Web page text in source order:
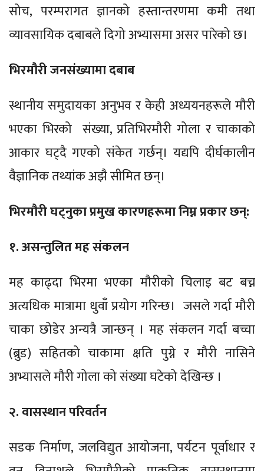
सोच, परम्परागत ज्ञानको हस्तान्तरणमा कमी तथा
व्यावसायिक दबाबले दिगो अभ्यासमा असर पारेको छ।
भिरमौरी जनसंख्यामा दबाब
स्थानीय समुदायका अनुभव र केही अध्ययनहरूले मौरी
भएका भिरको संख्या, प्रतिभिरमौरी गोला र चाकाको
आकार घट्दै गएको संकेत गर्छन्। यद्यपि दीर्घकालीन
वैज्ञानिक तथ्यांक अझै सीमित छन्।
भिरमौरी घट्नुका प्रमुख कारणहरूमा निम्न प्रकार छन्:
१. असन्तुलित मह संकलन
मह काढ्दा भिरमा भएका मौरीको चिलाइ बट बच्न
अत्यधिक मात्रामा धुवाँ प्रयोग गरिन्छ। जसले गर्दा मौरी
चाका छोडेर अन्यत्रै जान्छन् । मह संकलन गर्दा बच्चा
(ब्रुड) सहितको चाकामा क्षति पुग्ने र मौरी नासिने
अभ्यासले मौरी गोला को संख्या घटेको देखिन्छ ।
२. वासस्थान परिवर्तन
सडक निर्माण, जलविद्युत आयोजना, पर्यटन पूर्वाधार र